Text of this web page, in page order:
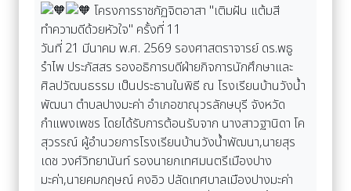
โครงการราชภัฏจิตอาสา "เติมฝัน แต้มสี
ทำความดีด้วยหัวใจ" ครั้งที่ 11
วันที่ 21 มีนาคม พ.ศ. 2569 รองศาสตราจารย์ ดร.พธู
รำไพ ประภัสสร รองอธิการบดีฝ่ายกิจการนักศึกษาและ
ศิลปวัฒนธรรม เป็นประธานในพิธี ณ โรงเรียนบ้านวังน้ำ
พัฒนา ตำบลปางมะค่า อำเภอขาณุวรลักษบุรี จังหวัด
กำแพงเพชร โดยได้รับการต้อนรับจาก นางสาวฐานิดา โค
สุวรรณ์ ผู้อำนวยการโรงเรียนบ้านวังน้ำพัฒนา,นายสุร
เดช วงศ์วิทยานันท์ รองนายกเทศมนตรีเมืองปาง
มะค่า,นายคมกฤษณ์ คงอิว ปลัดเทศบาลเมืองปางมะค่า